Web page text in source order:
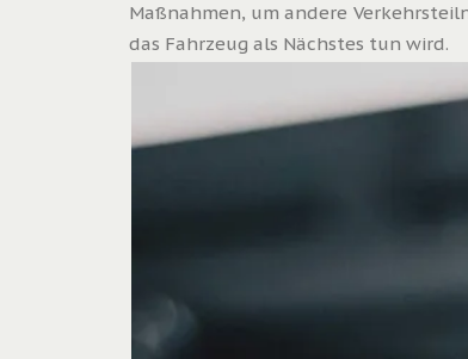
Maßnahmen, um andere
das Fahrzeug als Nächstes tun wird.